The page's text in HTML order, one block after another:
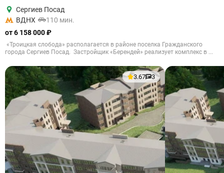
Сергиев Посад
ВДНХ
110 мин.
от 6 158 000 ₽
«Троицкая слобода» располагается в районе поселка Гражданского
города Сергиев Посад. Застройщик «Берендей» реализует комплекс в ...
3.67 3